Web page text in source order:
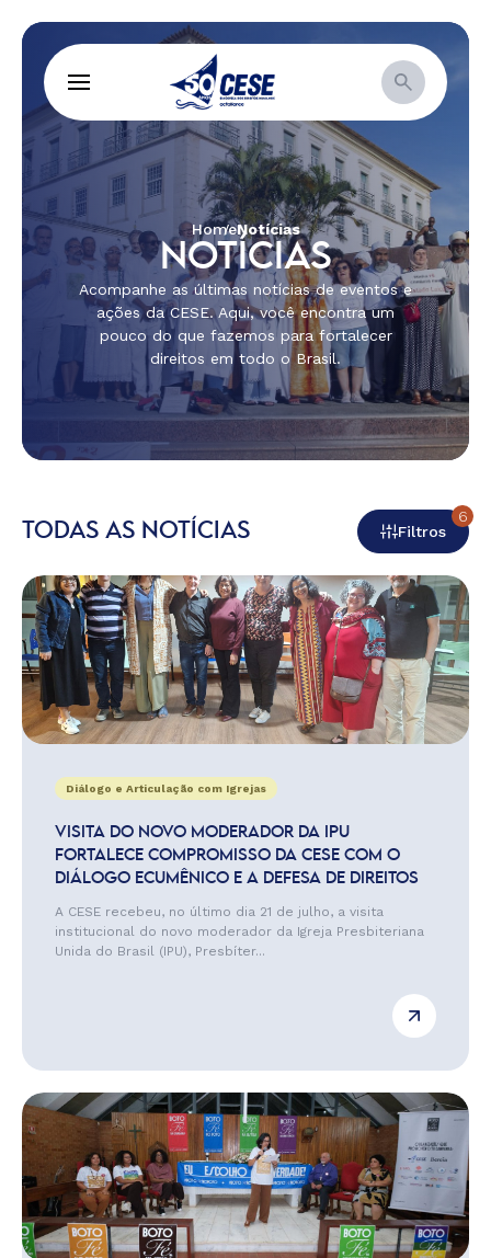
HomeNotícias
NOTÍCIAS
Acompanhe as últimas notícias de eventos e
ações da CESE. Aqui, você encontra um
pouco do que fazemos para fortalecer
direitos em todo o Brasil.
TODAS AS NOTÍCIAS Filtros
6
Diálogo e Articulação com Igrejas
VISITA DO NOVO MODERADOR DA IPU
FORTALECE COMPROMISSO DA CESE COM O
DIÁLOGO ECUMÊNICO E A DEFESA DE DIREITOS
A CESE recebeu, no último dia 21 de julho, a visita
institucional do novo moderador da Igreja Presbiteriana
Unida do Brasil (IPU), Presbíter...